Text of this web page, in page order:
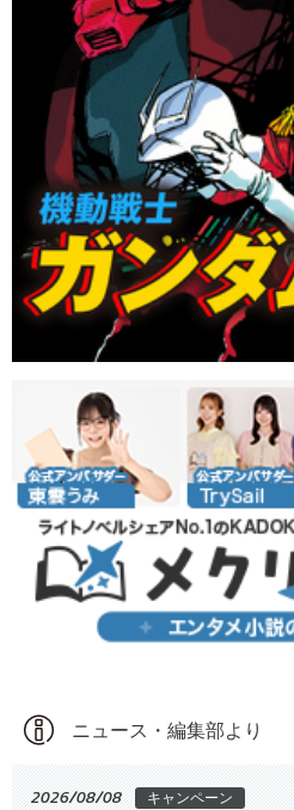
ニュース・編集部より
2026/08/08 キャンペーン